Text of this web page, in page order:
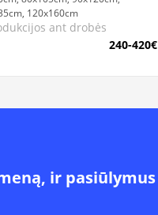
120x160cm
ant drobės
240-420€
ir pasiūlymus